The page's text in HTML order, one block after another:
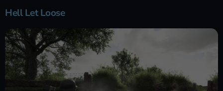
Hell Let Loose